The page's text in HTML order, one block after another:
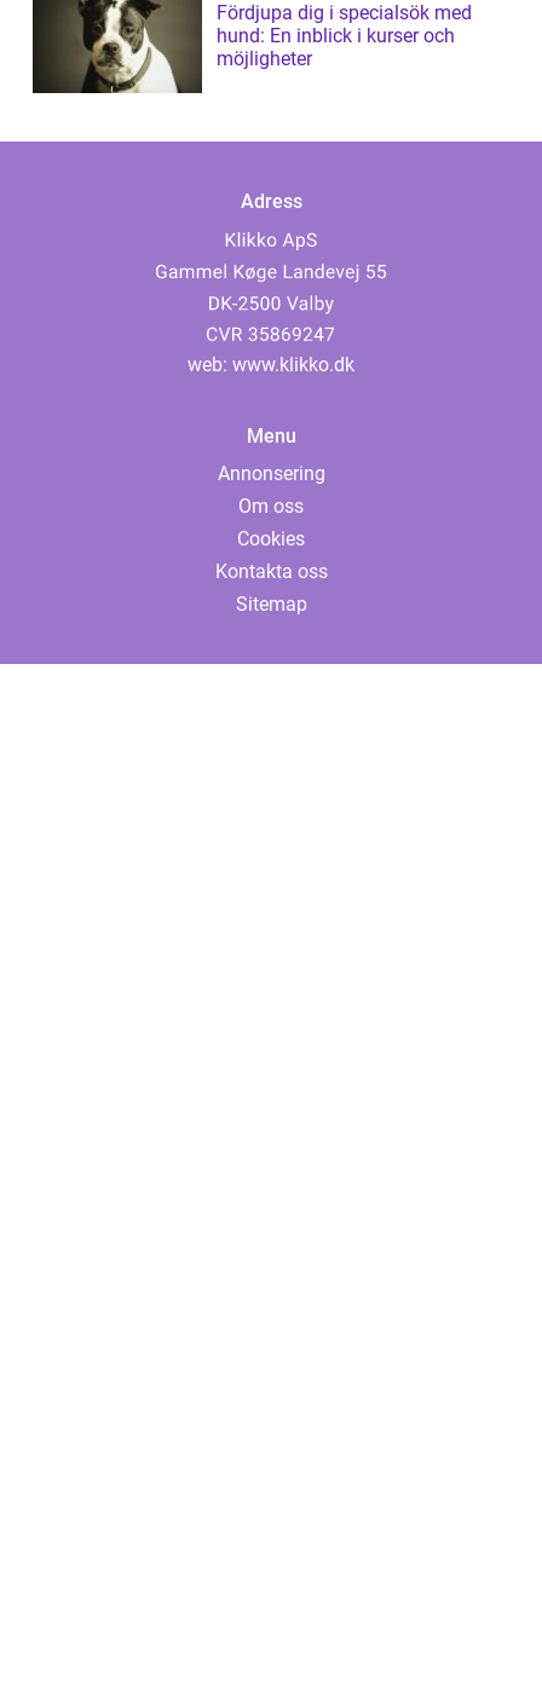
Fördjupa dig i specialsök med
hund: En inblick i kurser och
möjligheter
Adress
web: www.klikko.dk
Menu
Annonsering
Om oss
Cookies
Kontakta oss
Sitemap